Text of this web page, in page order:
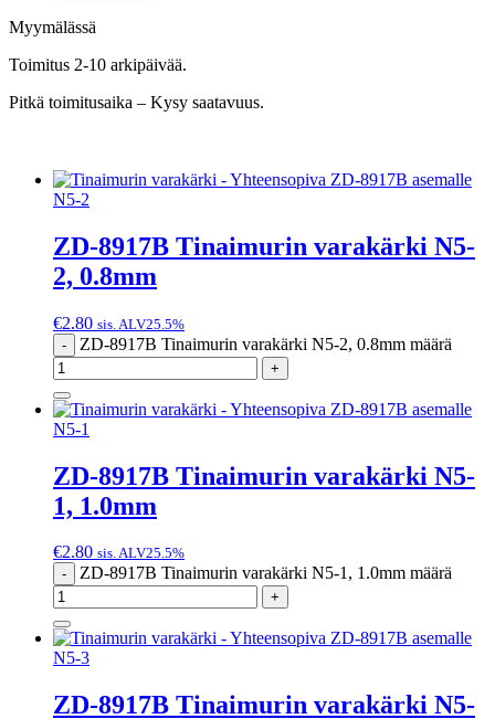
Myymälässä
Toimitus 2-10 arkipäivää.
Pitkä toimitusaika – Kysy saatavuus.
N5-2
ZD-8917B Tinaimurin varakärki N5-
2, 0.8mm
€2.80 sis. ALV25.5%
-
ZD-8917B Tinaimurin varakärki N5-2, 0.8mm määrä
+
N5-1
ZD-8917B Tinaimurin varakärki N5-
1, 1.0mm
€2.80 sis. ALV25.5%
-
ZD-8917B Tinaimurin varakärki N5-1, 1.0mm määrä
+
N5-3
ZD-8917B Tinaimurin varakärki N5-